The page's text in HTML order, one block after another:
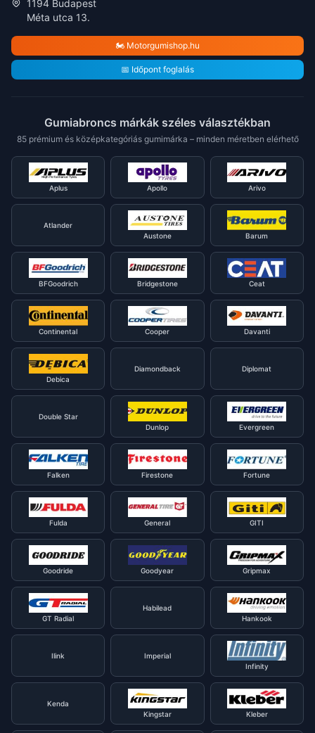
1194 Budapest
Méta utca 13.
🏍️ Motorgumishop.hu
📅 Időpont foglalás
Gumiabroncs márkák széles választékban
85 prémium és középkategóriás gumimárka – minden méretben elérhető
Aplus Apollo Arivo
Atlander
Austone
Barum
BFGoodrich Bridgestone Ceat
Continental Cooper Davanti
Debica
Diamondback Diplomat
Double Star
Dunlop
Evergreen
Falken Firestone Fortune
Fulda General GITI
Goodride Goodyear Gripmax
GT Radial
Habilead
Hankook
Ilink
Imperial
Infinity
Kenda
Kingstar
Kleber